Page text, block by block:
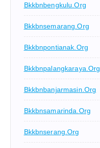
Bkkbnbengkulu.org
Bkkbnsemarang.org
Bkkbnpontianak.org
Bkkbnpalangkaraya.org
Bkkbnbanjarmasin.org
Bkkbnsamarinda.org
Bkkbnserang.org